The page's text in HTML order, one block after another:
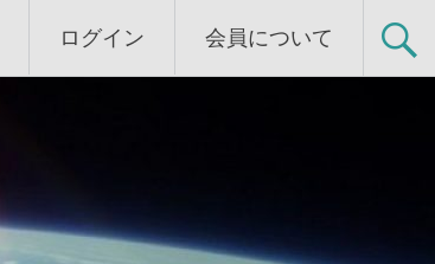
ログイン 会員について